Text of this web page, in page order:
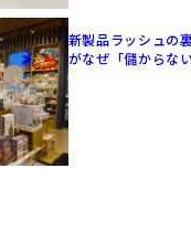
新製品ラッシュの
がなぜ「儲からな